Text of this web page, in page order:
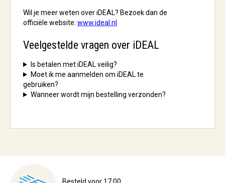
Wil je meer weten over iDEAL? Bezoek dan de
officiële website: www.ideal.nl
Veelgestelde vragen over iDEAL
Is betalen met iDEAL veilig?
Moet ik me aanmelden om iDEAL te
gebruiken?
Wanneer wordt mijn bestelling verzonden?